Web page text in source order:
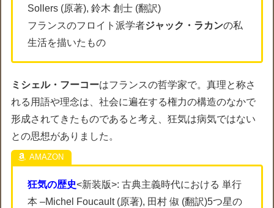
Sollers (原著), 鈴木 創士 (翻訳)
フランスのフロイト派学者ジャック・ラカンの私
生活を描いたもの
ミシェル・フーコーはフランスの哲学家で。真理と称さ
れる用語や理念は、社会に遍在する権力の構造のなかで
形成されてきたものであると考え、狂気は病気ではない
との思想がありました。
狂気の歴史<新装版>: 古典主義時代における 単行
本 –Michel Foucault (原著), 田村 俶 (翻訳)5つ星の